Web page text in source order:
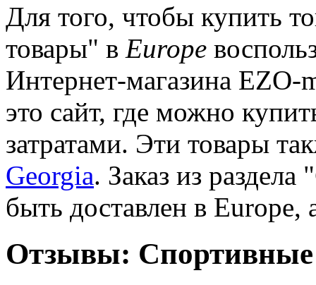
Для того, чтобы купить
товары" в Europe
Интернет-магазина
это сайт, где можно
затратами. Эти товары
Georgia. Заказ из
быть доставлен в Europe,
Отзывы: Спортивные